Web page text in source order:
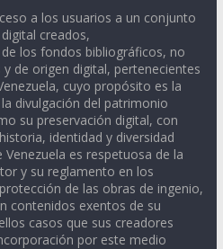
a los usuarios a un conjunto
creados,
los fondos bibliográficos, no
de origen digital, pertenecientes
cuyo propósito es la
divulgación del patrimonio
su preservación digital, con
identidad y diversidad
es respetuosa de la
y su reglamento en los
de las obras de ingenio,
contenidos exentos de su
casos que sus creadores
por este medio